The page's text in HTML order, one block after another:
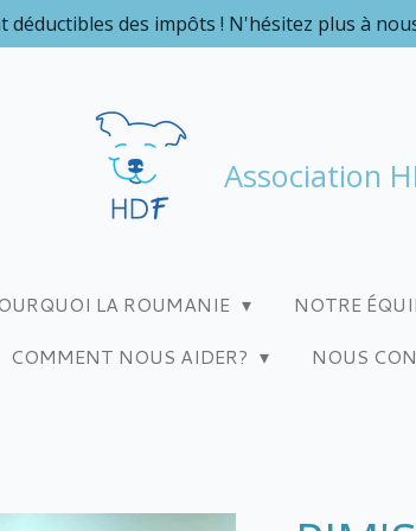
déductibles des impôts ! N'hésitez plus à
Association
LA ROUMANIE NOTRE
COMMENT NOUS AIDER? NOUS